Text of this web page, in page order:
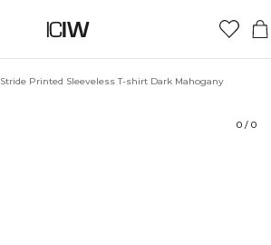
Stride Printed Sleeveless T-shirt Dark Mahogany
0 / 0